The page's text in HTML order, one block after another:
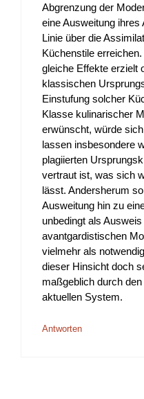
Abgrenzung der
eine Ausweitung
Linie über die
Küchenstile
gleiche Effekte erzielt
klassischen
Einstufung solcher
Klasse kulinarischer
erwünscht, würde
lassen insbesondere
plagiierten
vertraut ist, was sich
lässt. Andersherum
Ausweitung hin zu
unbedingt als
avantgardistischen
vielmehr als
dieser Hinsicht doch
maßgeblich durch
aktuellen System.
Antworten